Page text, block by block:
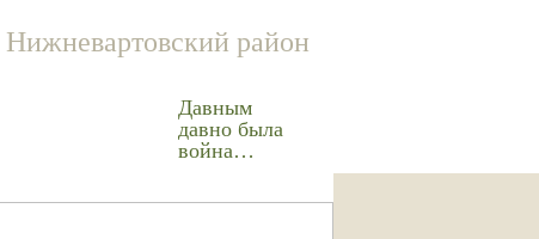
Нижневартовский район
Давным
давно была
война…